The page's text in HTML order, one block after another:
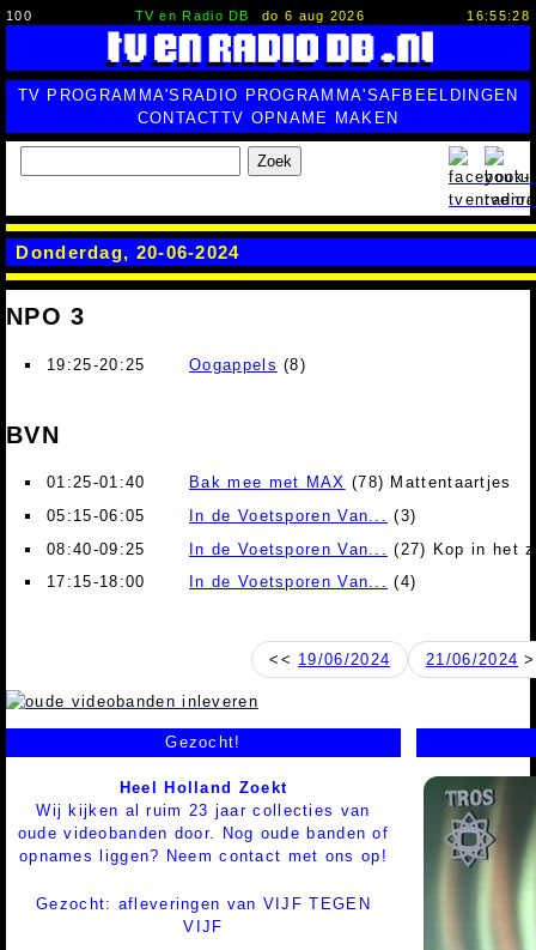
100 TV en Radio DB do 6 aug 2026 16:55:29
TV PROGRAMMA'S RADIO PROGRAMMA'SAFBEELDINGEN
CONTACTTV OPNAME MAKEN
Zoek
Donderdag, 20-06-2024
NPO 3
19:25-20:25 Oogappels (8)
BVN
01:25-01:40 Bak mee met MAX (78) Mattentaartjes
05:15-06:05
In de Voetsporen Van...
(3)
08:40-09:25
In de Voetsporen Van...
(27) Kop in het
17:15-18:00
In de Voetsporen Van... (4)
<< 19/06/2024 21/06/2024
Gezocht!
Heel Holland Zoekt
Wij kijken al ruim 23 jaar collecties van
oude videobanden door. Nog oude banden of
opnames liggen? Neem contact met ons op!
Gezocht: afleveringen van VIJF TEGEN
VIJF